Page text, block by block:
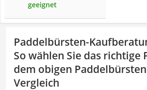
geeignet
Paddelbürsten-
So wählen Sie das richtige
dem obigen
Vergleich